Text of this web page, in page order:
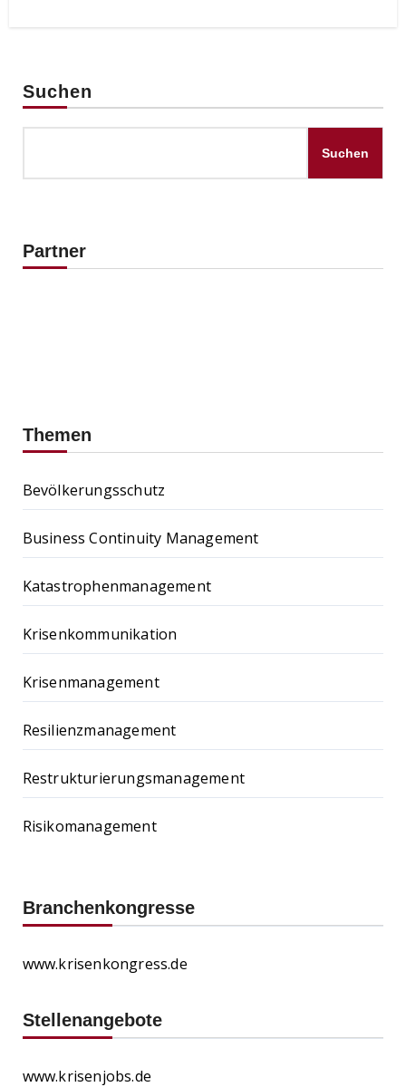
Suchen
Suchen
Partner
Themen
Bevölkerungsschutz
Business Continuity Management
Katastrophenmanagement
Krisenkommunikation
Krisenmanagement
Resilienzmanagement
Restrukturierungsmanagement
Risikomanagement
Branchenkongresse
www.krisenkongress.de
Stellenangebote
www.krisenjobs.de